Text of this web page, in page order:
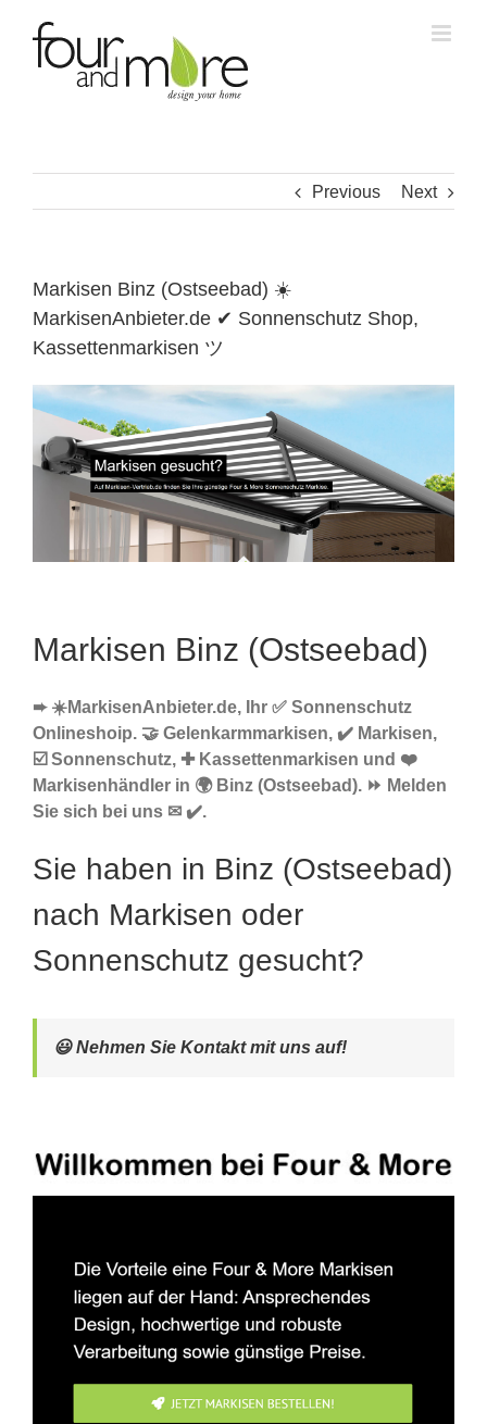
content
Previous Next
Markisen Binz (Ostseebad) ☀️
MarkisenAnbieter.de ✔ Sonnenschutz Shop,
Kassettenmarkisen ツ
Markisen Binz (Ostseebad)
➨ ☀️MarkisenAnbieter.de, Ihr ✅ Sonnenschutz
Onlineshoip. 🤝 Gelenkarmmarkisen, ✔️ Markisen,
☑️ Sonnenschutz, ✚ Kassettenmarkisen und ❤️
Markisenhändler in 🌍 Binz (Ostseebad). ⏩ Melden
Sie sich bei uns ✉ ✔️.
Sie haben in Binz (Ostseebad)
nach Markisen oder
Sonnenschutz gesucht?
😃 Nehmen Sie Kontakt mit uns auf!